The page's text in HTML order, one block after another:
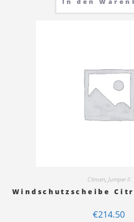
Citroen, Jumper II
Windschutzscheibe
€214.50